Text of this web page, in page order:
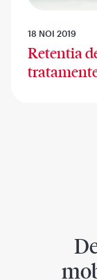
18 NOI 2019
Retentia